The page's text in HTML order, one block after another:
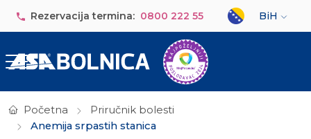
Rezervacija termina: 0800 222 55
Select your
BiH
Početna
Priručnik bolesti
Anemija srpastih stanica